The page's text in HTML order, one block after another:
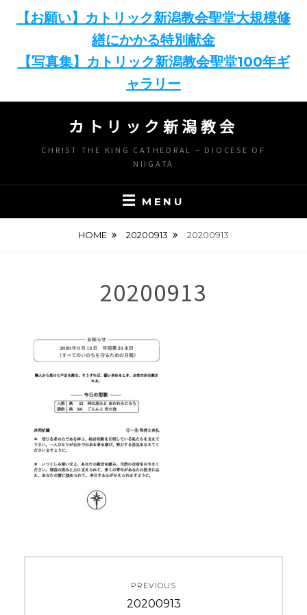
【お願い】カトリック新潟教会聖堂大規模修
繕にかかる特別献金
【写真集】カトリック新潟教会聖堂100年ギ
ャラリー
content
カトリック新潟教会
CHRIST THE KING CATHEDRAL – DIOCESE OF
NIIGATA
MENU
HOME 20200913 20200913
20200913
PREVIOUS
Previous
20200913